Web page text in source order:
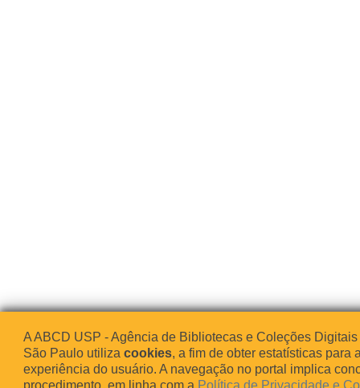
A ABCD USP - Agência de Bibliotecas e Coleções
São Paulo utiliza cookies, a fim de obter estatísticas para
experiência do usuário. A navegação no portal implica
procedimento, em linha com a Política de Privacidade e